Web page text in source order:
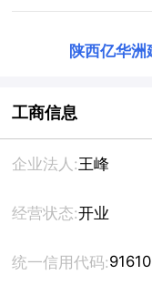
陕西亿华洲
工商信息
企业法人:王峰
经营状态:开业
统一信用代码: